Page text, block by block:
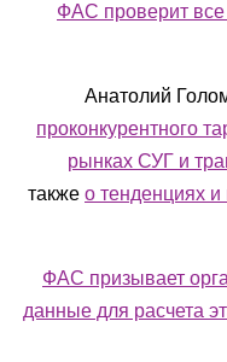
ФАС проверит
Анатолий
проконкурентного
рынках СУГ и
также о тенденциях
ФАС призывает
данные для расчета